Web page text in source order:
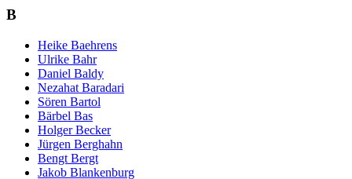
B
Heike Baehrens
Ulrike Bahr
Daniel Baldy
Nezahat Baradari
Sören Bartol
Bärbel Bas
Holger Becker
Jürgen Berghahn
Bengt Bergt
Jakob Blankenburg